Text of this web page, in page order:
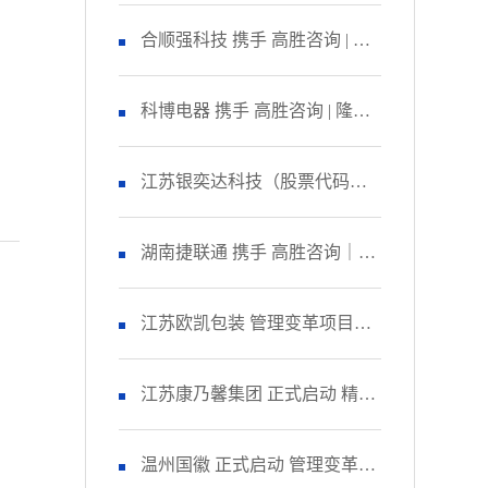
咨询 启动管理变革项目
合顺强科技 携手 高胜咨询 | 隆
重召开 精益生产项目誓师大
会！
科博电器 携手 高胜咨询 | 隆重
召开 品质管理提升项目启动大
会！
江苏银奕达科技（股票代码：
836235） 携手 高胜咨询｜正式
启动 管理变革项目
湖南捷联通 携手 高胜咨询｜正
式启动 精益生产项目！
江苏欧凯包装 管理变革项目人
资改善模块 圆满收官！
江苏康乃馨集团 正式启动 精益
生产项目二期！
温州国徽 正式启动 管理变革&